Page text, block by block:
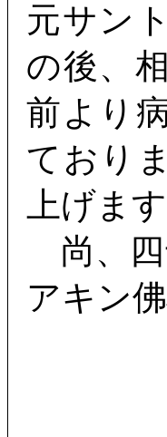
元サン
の後、
前より
ており
上げま
尚、四
アキン